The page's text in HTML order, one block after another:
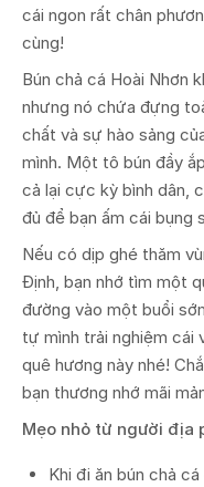
cái ngon rất chân
cùng!
Bún chả cá Hoài Nhơn
nhưng nó chứa đựng
chất và sự hào sảng
mình. Một tô bún đầy
cả lại cực kỳ bình dân,
đủ để bạn ấm cái bụng
Nếu có dịp ghé thăm
Định, bạn nhớ tìm một
đường vào một buổi
tự mình trải nghiệm cái
quê hương này nhé!
bạn thương nhớ mãi
Mẹo nhỏ từ người địa
Khi đi ăn bún chả